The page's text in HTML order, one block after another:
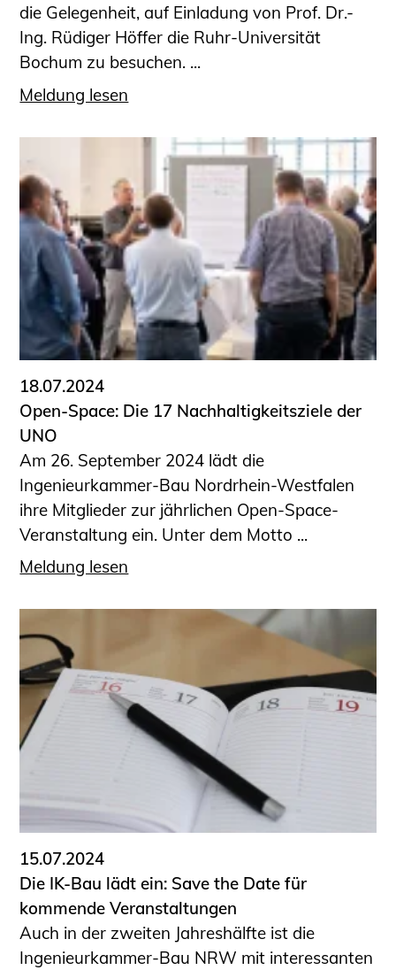
die Gelegenheit, auf Einladung von Prof. Dr.-
Ing. Rüdiger Höffer die Ruhr-Universität
Bochum zu besuchen. ...
Meldung lesen
18.07.2024
Open-Space: Die 17 Nachhaltigkeitsziele der
UNO
Am 26. September 2024 lädt die
Ingenieurkammer-Bau Nordrhein-Westfalen
ihre Mitglieder zur jährlichen Open-Space-
Veranstaltung ein. Unter dem Motto ...
Meldung lesen
15.07.2024
Die IK-Bau lädt ein: Save the Date für
kommende Veranstaltungen
Auch in der zweiten Jahreshälfte ist die
Ingenieurkammer-Bau NRW mit interessanten